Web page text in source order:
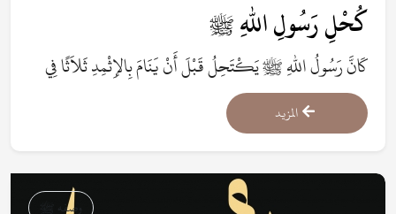
كُحْلِ رَسُولِ اللهِ ﷺ
كَانَّ رَسُولُ اللهِ ﷺ يَكْتَحِلُ قَبْلَ أَنْ يَنَامَ بِالإِثْمِدِ ثَلاَثًا فِي
كُلِّ عَيْنٍ.
المزيد
وصفه ﷺ